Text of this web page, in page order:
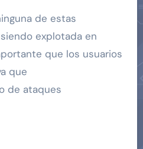
de estas
explotada en
que los usuarios
que
de ataques